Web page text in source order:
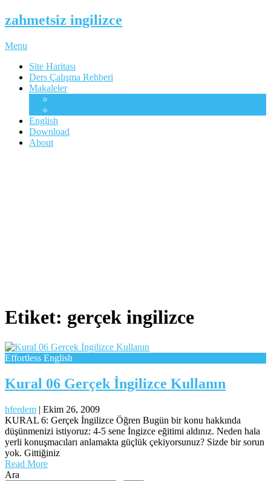
zahmetsiz ingilizce
Menu
Site Haritası
Ders Çalışma Rehberi
Makaleler
English
Download
About
Etiket: gerçek ingilizce
Effortless English
Kural 06 Gerçek İngilizce Kullanın
hferdem | Ekim 26, 2009
KURAL 6: Gerçek İngilizce Öğren Bugün bir konu hakkında
düşünmenizi istiyoruz: 4-5 sene İngizce eğitimi aldınız. Neden hala
yerli konuşmacıları anlamakta güçlük çekiyorsunuz? Sizde bir sorun
yok. Gittiğiniz
Read More
Ara